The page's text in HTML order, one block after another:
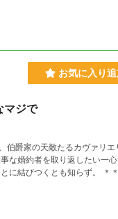
お気に入り追
マジで
伯爵家の天敵たるカヴァリエ
な婚約者を取り返したい一